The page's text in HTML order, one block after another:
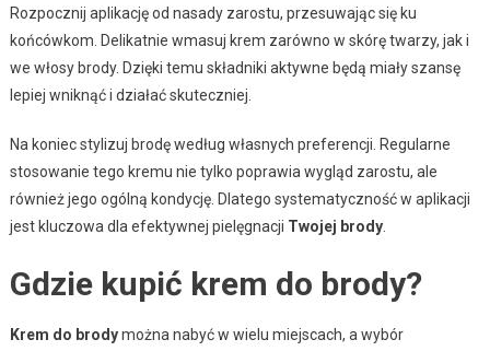
Rozpocznij aplikację od nasady zarostu, przesuwając się ku
końcówkom. Delikatnie wmasuj krem zarówno w skórę twarzy, jak i
we włosy brody. Dzięki temu składniki aktywne będą miały szansę
lepiej wniknąć i działać skuteczniej.
Na koniec stylizuj brodę według własnych preferencji. Regularne
stosowanie tego kremu nie tylko poprawia wygląd zarostu, ale
również jego ogólną kondycję. Dlatego systematyczność w aplikacji
jest kluczowa dla efektywnej pielęgnacji Twojej brody.
Gdzie kupić krem do brody?
Krem do brodymożna nabyć w wielu miejscach, a wybór